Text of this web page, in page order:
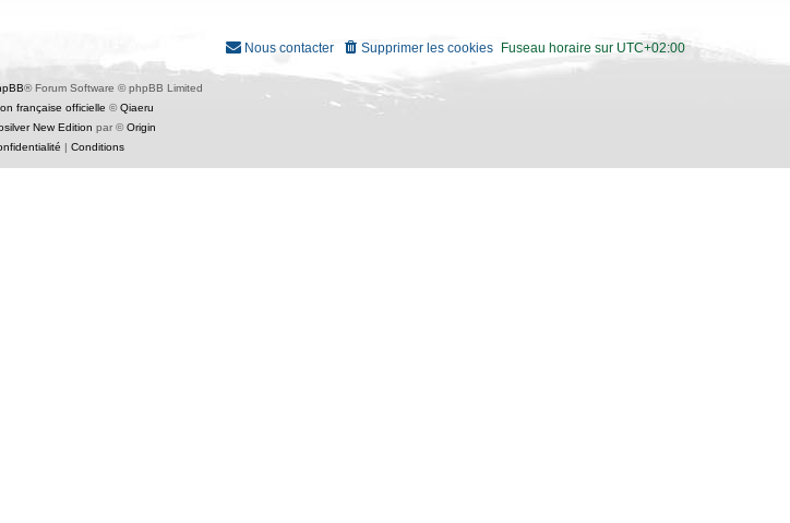
Fuseau horaire sur UTC+02:00
Supprimer les cookies
Nous contacter
® Forum Software © phpBB Limited
française officielle ©Qiaeru
New Edition par ©Origin
Conditions